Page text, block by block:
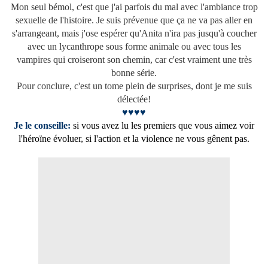
Mon seul bémol, c'est que j'ai parfois du mal avec l'ambiance trop
sexuelle de l'histoire. Je suis prévenue que ça ne va pas aller en
s'arrangeant, mais j'ose espérer qu'Anita n'ira pas jusqu'à coucher
avec un lycanthrope sous forme animale ou avec tous les
vampires qui croiseront son chemin, car c'est vraiment une très
bonne série.
Pour conclure, c'est un tome plein de surprises, dont je me suis
délectée!
♥♥♥♥
Je le conseille: si vous avez lu les premiers que vous aimez voir
l'héroïne évoluer, si l'action et la violence ne vous gênent pas.